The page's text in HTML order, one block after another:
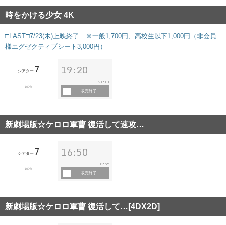
時をかける少女 4K
□LAST□7/23(木)上映終了 ※一般1,700円、高校生以下1,000円（非会員
様エグゼクティブシート3,000円）
シアター 7
100分
19:20
~ 21:10
販売終了
新劇場版☆ケロロ軍曹 復活して速攻…
シアター 7
109分
16:50
~18:55
販売終了
新劇場版☆ケロロ軍曹 復活して…[4DX2D]